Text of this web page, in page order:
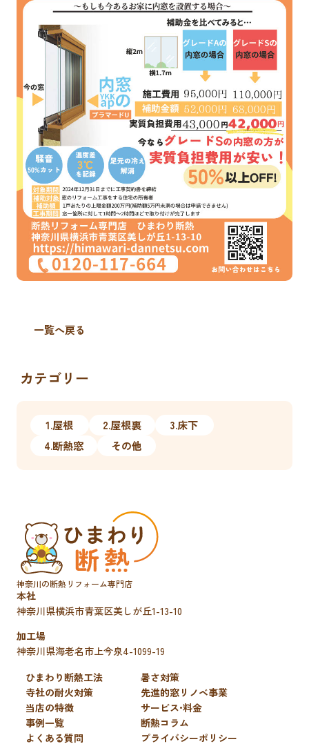
一覧へ戻る
カテゴリー
1.屋根 2.屋根裏
3.床下
4.断熱窓
その他
神奈川の断熱リフォーム専門店
本社
神奈川県横浜市青葉区美しが丘1-13-10
加工場
神奈川県海老名市上今泉4-1099-19
ひまわり断熱工法
暑さ対策
寺社の耐火対策
先進的窓リノベ事業
当店の特徴
サービス•料金
事例一覧
断熱コラム
よくある質問
プライバシーポリシー